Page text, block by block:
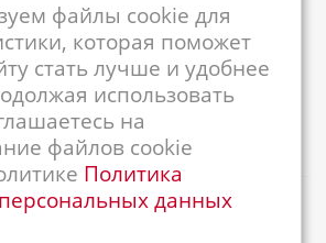
centrkkm@centrkkm.ru
ул. Промышленная,
1/26
Центр ККМ
файлы cookie для
которая поможет
стать лучше и удобнее
использовать
на
файлов cookie
Политика
данных